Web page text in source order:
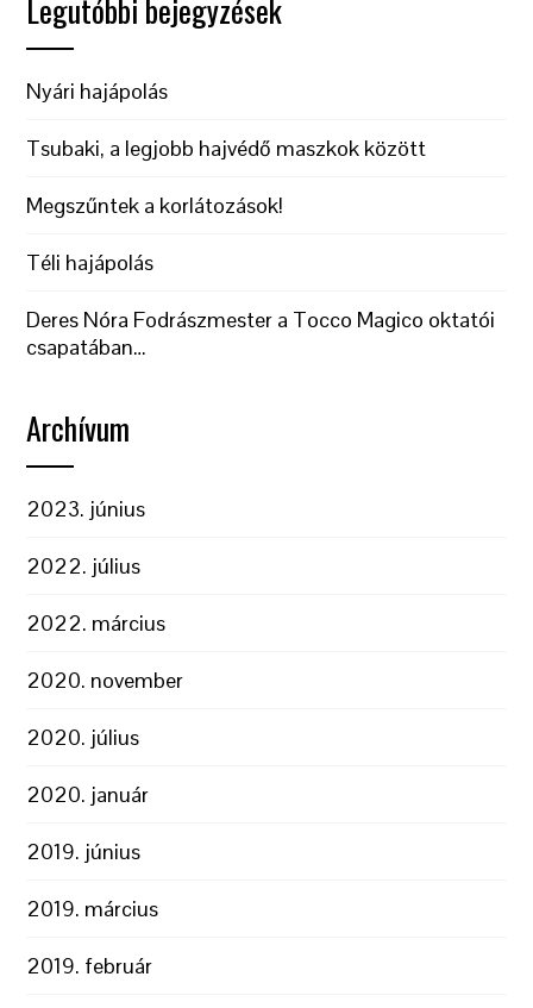
Legutóbbi bejegyzések
Nyári hajápolás
Tsubaki, a legjobb hajvédő maszkok között
Megszűntek a korlátozások!
Téli hajápolás
Deres Nóra Fodrászmester a Tocco Magico oktatói
csapatában…
Archívum
2023. június
2022. július
2022. március
2020. november
2020. július
2020. január
2019. június
2019. március
2019. február